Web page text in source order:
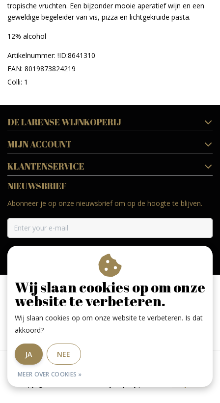
tropische vruchten. Een bijzonder mooie aperatief wijn en een
geweldige begeleider van vis, pizza en lichtgekruide pasta.
12% alcohol
Artikelnummer: !ID:8641310
EAN: 8019873824219
Colli: 1
DE LARENSE WIJNKOPERIJ
MIJN ACCOUNT
KLANTENSERVICE
NIEUWSBRIEF
Abonneer je op onze nieuwsbrief om op de hoogte te blijven.
Geniet, maar drink met mate. Geen 18 geen alcohol
Algemene voorwaarden
© Copyright 2026 - De Larense wijnkoperij | Realisatie InStijl Media
Wij slaan cookies op om onze
website te verbeteren.
Wij slaan cookies op om onze website te verbeteren. Is dat
akkoord?
JA NEE
MEER OVER COOKIES »